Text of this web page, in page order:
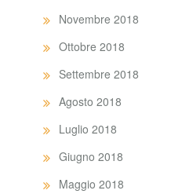
Novembre 2018
Ottobre 2018
Settembre 2018
Agosto 2018
Luglio 2018
Giugno 2018
Maggio 2018